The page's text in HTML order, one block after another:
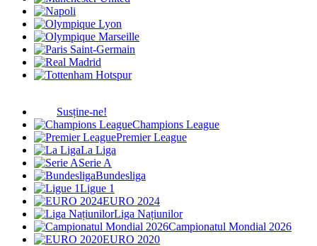
Susține-ne!
Champions League
Premier League
La Liga
Serie A
Bundesliga
Ligue 1
EURO 2024
Liga Națiunilor
Campionatul Mondial 2026
EURO 2020